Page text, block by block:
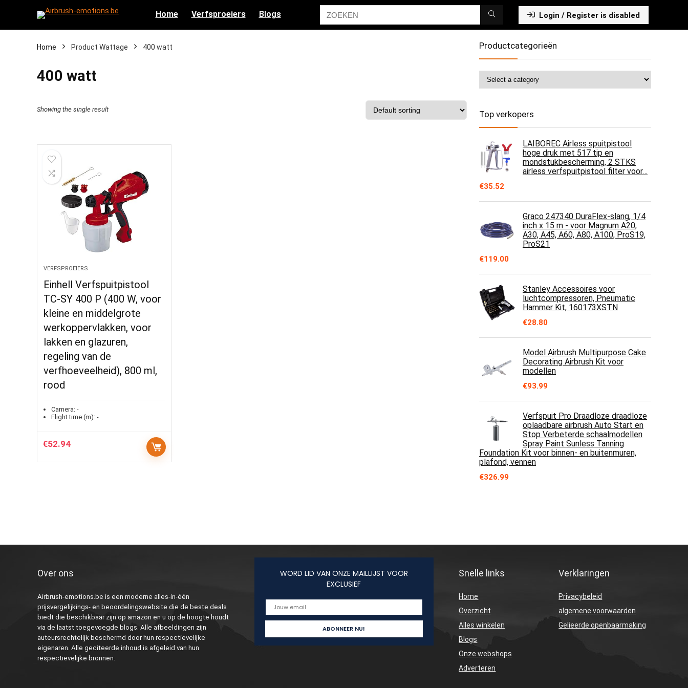
Home Verfsproeiers Blogs Login / Register is disabled
Home Product Wattage ‎400 watt
‎400 watt
Showing the single result
VERFSPROEIERS
Einhell Verfspuitpistool
TC-SY 400 P (400 W, voor
kleine en middelgrote
werkoppervlakken, voor
lakken en glazuren,
regeling van de
verfhoeveelheid), 800 ml,
rood
Camera: -
Flight time (m): -
€52.94
Productcategorieën
Top verkopers
LAIBOREC Airless spuitpistool
hoge druk met 517 tip en
mondstukbescherming, 2 STKS
airless verfspuitpistool filter voor…
€35.52
Graco 247340 DuraFlex-slang, 1/4
inch x 15 m - voor Magnum A20,
A30, A45, A60, A80, A100, ProS19,
ProS21
€119.00
Stanley Accessoires voor
luchtcompressoren, Pneumatic
Hammer Kit, 160173XSTN
€28.80
Model Airbrush Multipurpose Cake
Decorating Airbrush Kit voor
modellen
€93.99
Verfspuit Pro Draadloze draadloze
oplaadbare airbrush Auto Start en
Stop Verbeterde schaalmodellen
Spray Paint Sunless Tanning
Foundation Kit voor binnen- en buitenmuren,
plafond, vennen
€326.99
Over ons
Airbrush-emotions.be is een moderne alles-in-één
prijsvergelijkings- en beoordelingswebsite die de beste deals
biedt die beschikbaar zijn op amazon en u op de hoogte houdt
via de laatst toegevoegde blogs. Alle afbeeldingen zijn
auteursrechtelijk beschermd door hun respectievelijke
eigenaren. Alle geciteerde inhoud is afgeleid van hun
respectievelijke bronnen.
WORD LID VAN ONZE MAILLIJST VOOR
EXCLUSIEF
Snelle links
Home
Overzicht
Alles winkelen
Blogs
Onze webshops
Adverteren
Verklaringen
Privacybeleid
algemene voorwaarden
Gelieerde openbaarmaking